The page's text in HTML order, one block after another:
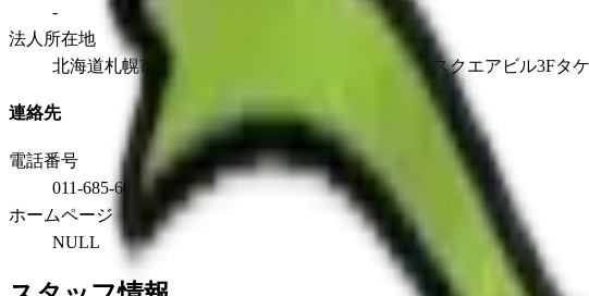
-
法人所在地
北海道札幌市手稲区前田4条10丁目2-8 タケシンスクエアビル3Fタ
連絡先
電話番号
011-685-6001
ホームページ
NULL